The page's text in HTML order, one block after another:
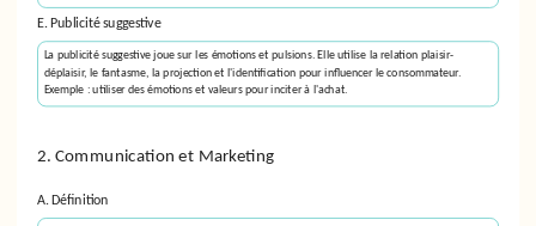
E. Publicité suggestive
La publicité suggestivejoue sur les émotions et pulsions. Elle utilise la relation plaisir-
déplaisir, le fantasme, la projection et l'identification pour influencer le consommateur.
Exemple : utiliser des émotions et valeurs pour inciter à l'achat.
2. Communication et Marketing
A. Définition